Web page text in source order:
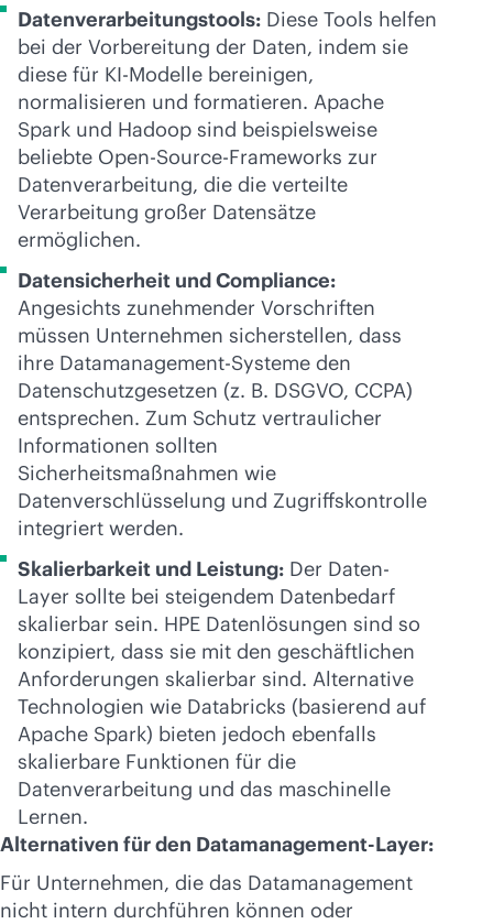
Datenverarbeitungstools: Diese Tools helfen
bei der Vorbereitung der Daten, indem sie
diese für KI-Modelle bereinigen,
normalisieren und formatieren. Apache
Spark und Hadoop sind beispielsweise
beliebte Open-Source-Frameworks zur
Datenverarbeitung, die die verteilte
Verarbeitung großer Datensätze
ermöglichen.
Datensicherheit und Compliance:
Angesichts zunehmender Vorschriften
müssen Unternehmen sicherstellen, dass
ihre Datamanagement-Systeme den
Datenschutzgesetzen (z. B. DSGVO, CCPA)
entsprechen. Zum Schutz vertraulicher
Informationen sollten
Sicherheitsmaßnahmen wie
Datenverschlüsselung und Zugriffskontrolle
integriert werden.
Skalierbarkeit und Leistung: Der Daten-
Layer sollte bei steigendem Datenbedarf
skalierbar sein. HPE Datenlösungen sind so
konzipiert, dass sie mit den geschäftlichen
Anforderungen skalierbar sind. Alternative
Technologien wie Databricks (basierend auf
Apache Spark) bieten jedoch ebenfalls
skalierbare Funktionen für die
Datenverarbeitung und das maschinelle
Lernen.
Alternativen für den Datamanagement-Layer:
Für Unternehmen, die das Datamanagement
nicht intern durchführen können oder